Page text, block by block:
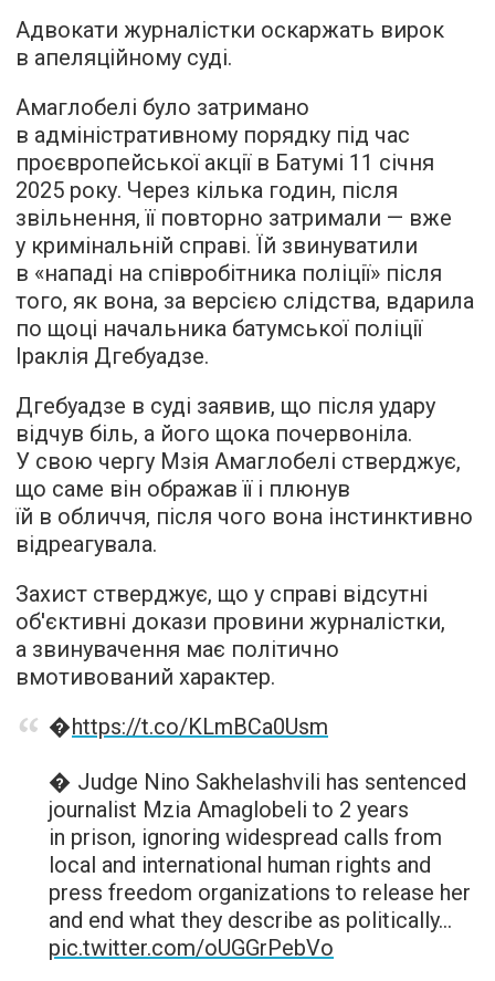
Адвокати журналістки оскаржать вирок
в апеляційному суді.
Амаглобелі було затримано
в адміністративному порядку під час
проєвропейської акції в Батумі 11 січня
2025 року. Через кілька годин, після
звільнення, її повторно затримали — вже
у кримінальній справі. Їй звинуватили
в «нападі на співробітника поліції» після
того, як вона, за версією слідства, вдарила
по щоці начальника батумської поліції
Іраклія Дгебуадзе.
Дгебуадзе в суді заявив, що після удару
відчув біль, а його щока почервоніла.
У свою чергу Мзія Амаглобелі стверджує,
що саме він ображав її і плюнув
їй в обличчя, після чого вона інстинктивно
відреагувала.
Захист стверджує, що у справі відсутні
об'єктивні докази провини журналістки,
а звинувачення має політично
вмотивований характер.
�https://t.co/KLmBCa0Usm
� Judge Nino Sakhelashvili has sentenced
journalist Mzia Amaglobeli to 2 years
in prison, ignoring widespread calls from
local and international human rights and
press freedom organizations to release her
and end what they describe as politically…
pic.twitter.com/oUGGrPebVo